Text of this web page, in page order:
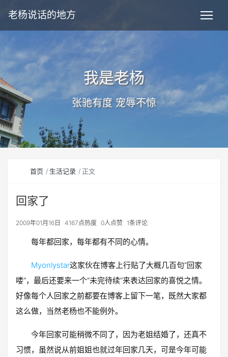
老杨说话的地方
我是老杨
张驰有度 宠辱不惊
首页 生活记录 正文
回家了
2009年01月16日 4167点热度 0人点赞 1条评论
每年都回家，每年都有不同的心情。
Myonlystar这家伙在博客上行贴了大概几百句“回家
喽”，最后还要来一个“未完待续”来表达回家的喜悦之情。
好像每个人回家之前都要在博客上留下一笔，既然大家都
这么做，当然老杨也不能例外。
今年回家可能稍微不同了，因为老姐结婚了，还真不
习惯，虽然说从前姐姐也就过年回家几天，可是今年可能